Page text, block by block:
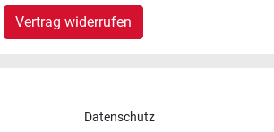
Vertrag widerrufen
Datenschutz